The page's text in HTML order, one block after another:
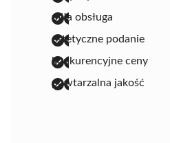
miła obsługa
estetyczne podanie
konkurencyjne ceny
powtarzalna jakość